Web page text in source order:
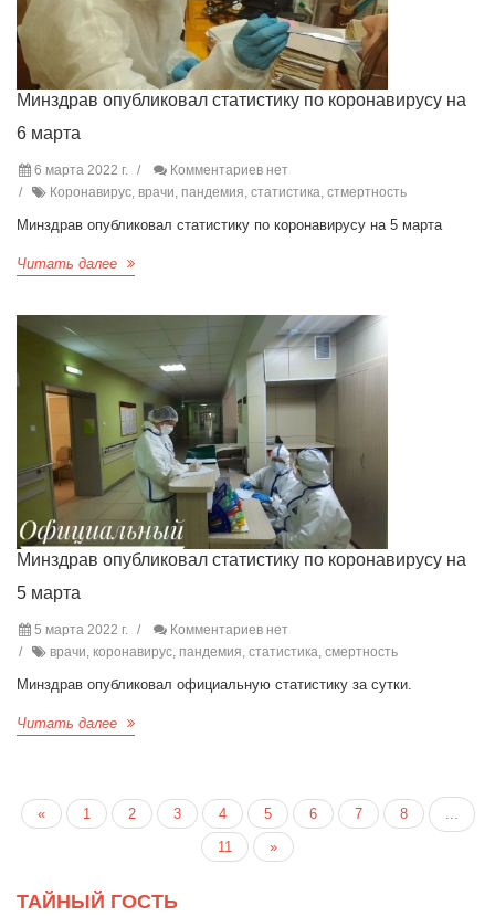
Минздрав опубликовал статистику по коронавирусу на
6 марта
6 марта 2022 г.
Комментариев нет
Коронавирус, врачи, пандемия, статистика, стмертность
Минздрав опубликовал статистику по коронавирусу на 5 марта
Читать далее
Минздрав опубликовал статистику по коронавирусу на
5 марта
5 марта 2022 г.
Комментариев нет
врачи, коронавирус, пандемия, статистика, смертность
Минздрав опубликовал официальную статистику за сутки.
Читать далее
« 1 2 3 4 5 6 7 8
...
11
»
ТАЙНЫЙ ГОСТЬ